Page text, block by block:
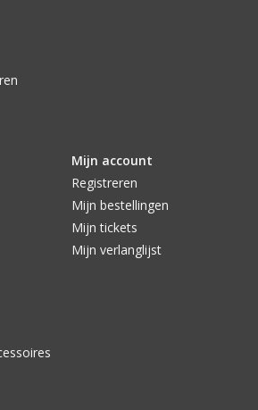
Mijn account
Registreren
Mijn bestellingen
Mijn tickets
Mijn verlanglijst